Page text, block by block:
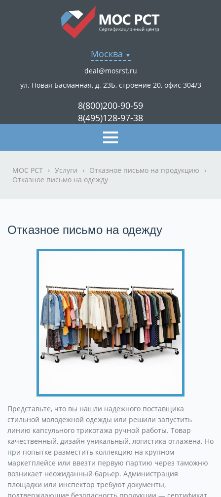
Москва
deal@mosrst.ru
ул. Новая Басманная, д. 23Б, строение 20, офис 304/3
8(800)200-90-59
8(495)128-97-38
МОС РСТ › Услуги › Отказное письмо на продукцию
›
Отказное письмо на одежду
Отказное письмо на одежду
Представьте, что вы нашли надежного поставщика
стильной молодежной одежды или решили запустить
линию капсульного трикотажа ручной работы. Товар
качественный, дизайн уникальный, логистика отлажена. Но
при попытке разместить коллекцию на крупном
маркетплейсе или ввезти первую партию через таможню
возникает неожиданный барьер. Администрация
площадки или инспектор требуют документы,